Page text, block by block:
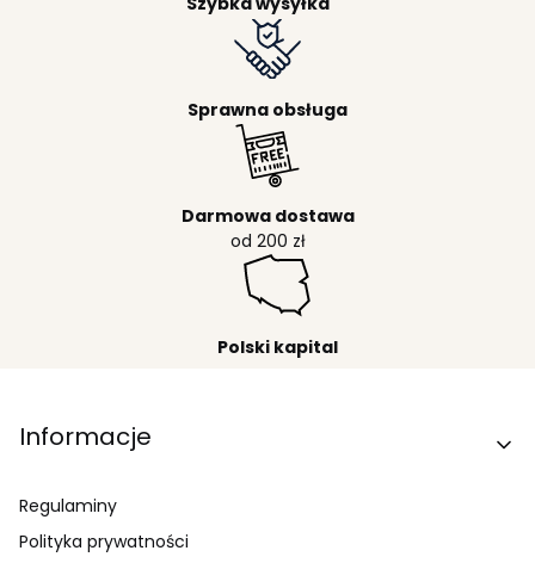
Sprawna obsługa
Darmowa dostawa
od 200 zł
Polski kapital
Linki w stopce
Informacje
Regulaminy
Polityka prywatności